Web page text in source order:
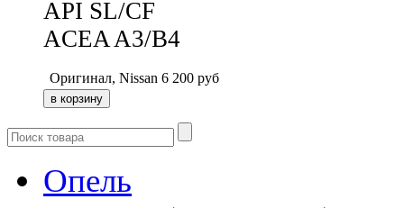
API SL/CF
ACEA A3/B4
Оригинал, Nissan 6 200 руб
Опель